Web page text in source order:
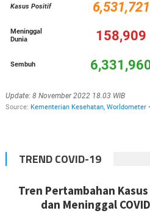
TREND COVID-19